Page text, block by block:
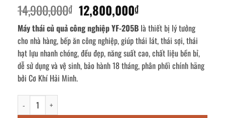
14,900,000₫ Giá
gốc
là:
14,900,000₫.
12,800,000₫
hiện
tại
là:
12,800,000₫.
Máy thái củ quả công nghiệp YF-205B là thiết bị lý tưởng
cho nhà hàng, bếp ăn công nghiệp, giúp thái lát, thái sợi, thái
hạt lựu nhanh chóng, đều đẹp, năng suất cao, chất liệu bền bỉ,
dễ sử dụng và vệ sinh, bảo hành 18 tháng, phân phối chính hãng
bởi Cơ Khí Hải Minh.
Máy thái củ quả công nghiệp YF-205B số lượng